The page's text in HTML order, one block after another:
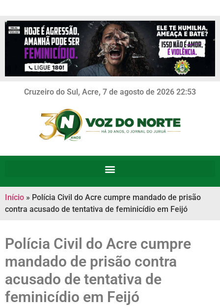
Cruzeiro do Sul, Acre, 7 de agosto de 2026 22:53
Início » Polícia Civil do Acre cumpre mandado de prisão
contra acusado de tentativa de feminicídio em Feijó
Polícia Civil do Acre cumpre
mandado de prisão contra
acusado de tentativa de
feminicídio em Feijó